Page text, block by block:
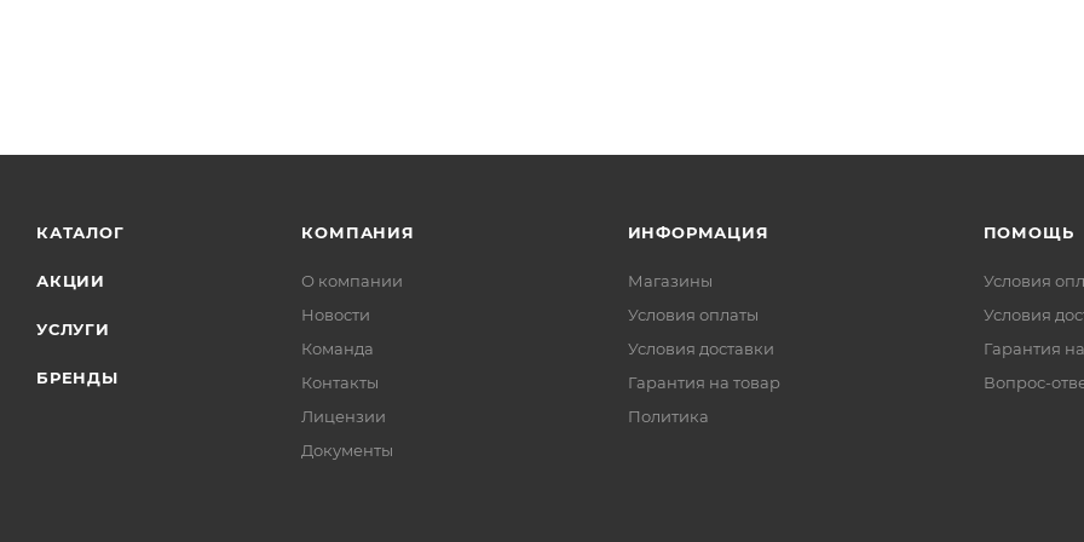
КАТАЛОГ
АКЦИИ
УСЛУГИ
БРЕНДЫ
КОМПАНИЯ
О компании
Новости
Команда
Контакты
Лицензии
Документы
ИНФОРМАЦИЯ
Магазины
Условия оплаты
Условия доставки
Гарантия на товар
Политика
ПОМОЩЬ
Условия
Условия
Гарантия
Вопрос-